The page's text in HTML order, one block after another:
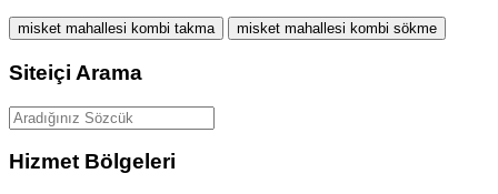
misket mahallesi kombi takma misket mahallesi kombi sökme
Siteiçi Arama
Hizmet Bölgeleri